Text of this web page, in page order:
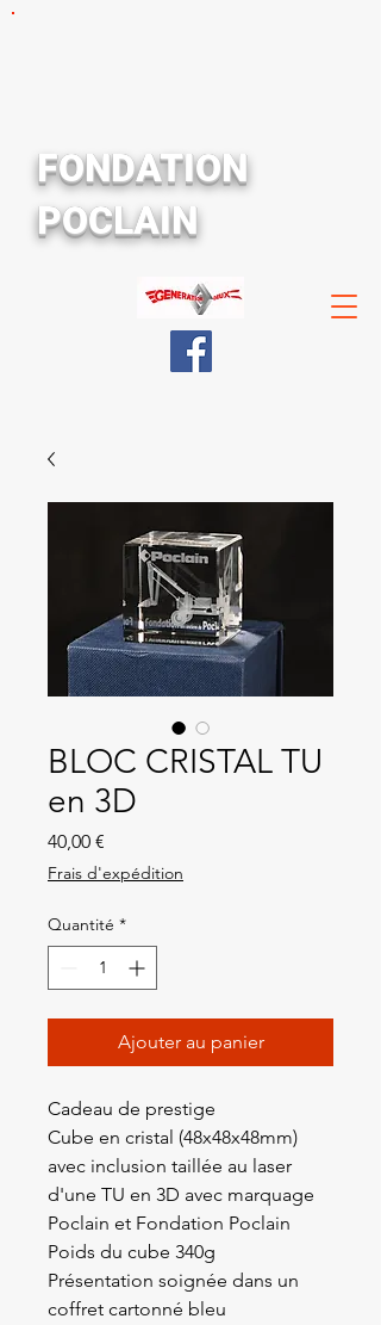
FONDATION
POCLAIN
BLOC CRISTAL TU
en 3D
40,00 €
Frais d'expédition
Quantité *
Ajouter au panier
Cadeau de prestige
Cube en cristal (48x48x48mm)
avec inclusion taillée au laser
d'une TU en 3D avec marquage
Poclain et Fondation Poclain
Poids du cube 340g
Présentation soignée dans un
coffret cartonné bleu